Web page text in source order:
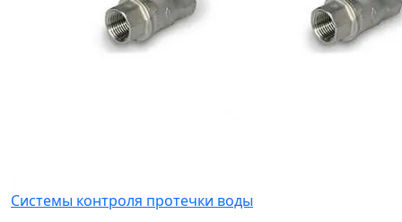
Системы контроля протечки воды